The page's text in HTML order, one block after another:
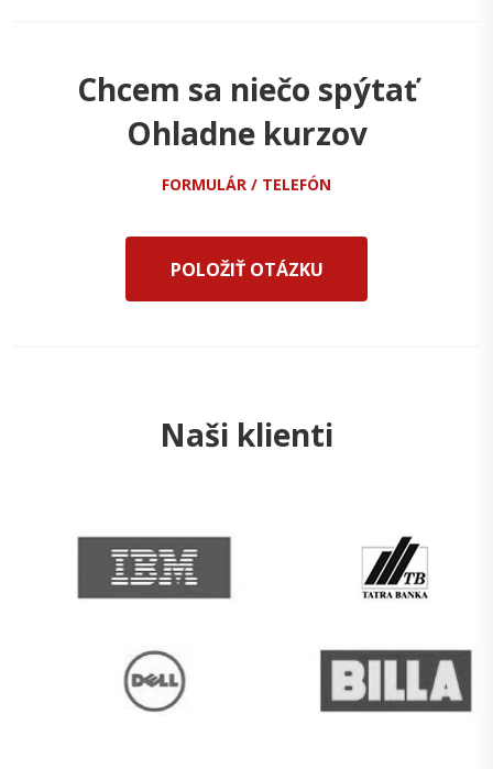
Chcem sa niečo spýtať
Ohladne kurzov
FORMULÁR / TELEFÓN
POLOŽIŤ OTÁZKU
Naši klienti